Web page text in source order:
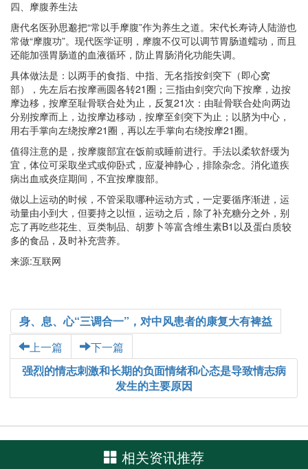
四、摩腹养生法
唐代名医孙思邈把“常以手摩腹”作为养生之道。宋代长寿诗人陆游也
常做“摩腹功”。现代医学证明，摩腹不仅可以调节胃肠道蠕动，而且
还能加强胃肠道的血液循环，防止胃肠消化功能失调。
具体做法是：以两手的食指、中指、无名指按剑突下（即心窝
部），先左后右按摩画圆各转21圈；三指由剑突穴向下按摩，边按
摩边移，按摩至耻骨联合处为止，反复21次：由耻骨联合处向两边
分别按摩而上，边按摩边移动，按摩至剑突下为止；以脐为中心，
用右手掌向左绕按摩21圈，再以左手掌向右绕按摩21圈。
值得注意的是，按摩腹部宜在饭前或睡前进行。手法以柔软舒缓为
宜，体位可采取坐式或仰卧式，应凝神静心，排除杂念。消化道疾
病出血或炎症期间，不宜按摩腹部。
做以上运动的时候，不管采取哪种运动方式，一定要循序渐进，运
动量由小到大，但要持之以恒，运动之后，除了补充糖分之外，别
忘了再吃些花生、豆类制品、胡萝卜等富含维生素B1以及蛋白质较
多的食品，及时补充营养。
来源:互联网
身、息、心“三调合一”，对中风患者的康复大有裨益
上一篇 下一篇
强烈的情志刺激和长期的负面情绪和心态是导致情志病
发生的主要原因
相关资讯推荐